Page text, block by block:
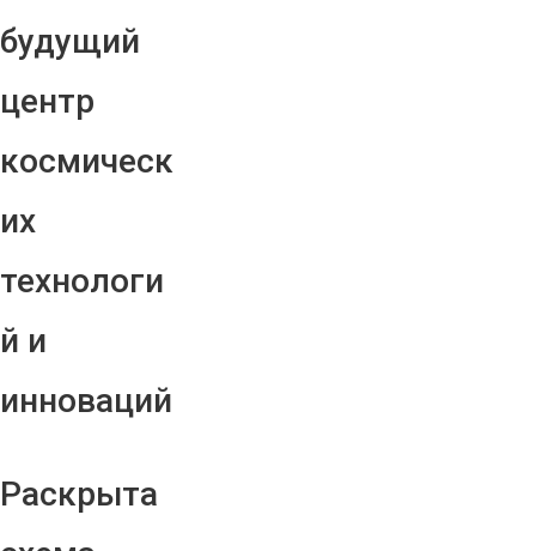
будущий
центр
космическ
их
технологи
й и
инноваций
Раскрыта